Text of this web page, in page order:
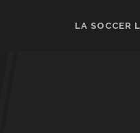
LA SOCCER